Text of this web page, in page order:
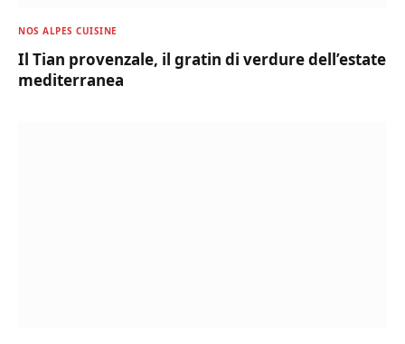
NOS ALPES CUISINE
Il Tian provenzale, il gratin di verdure dell’estate
mediterranea